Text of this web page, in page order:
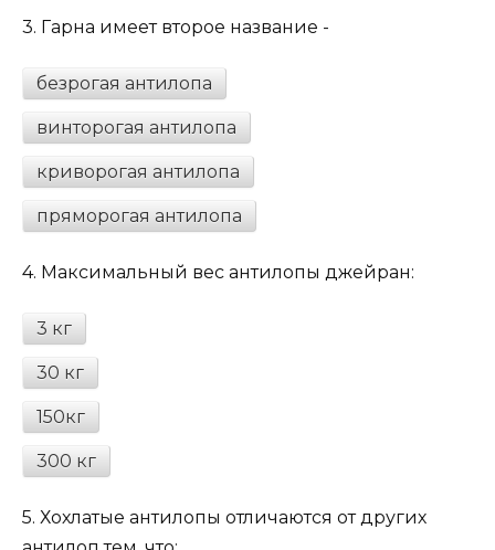
3. Гарна имеет второе название -
безрогая антилопа
винторогая антилопа
криворогая антилопа
пряморогая антилопа
4. Максимальный вес антилопы джейран:
3 кг
30 кг
150кг
300 кг
5. Хохлатые антилопы отличаются от других